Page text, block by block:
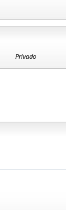
Privado